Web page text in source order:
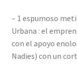
– 1 espumoso
Urbana : el
con el apoyo
Nadies) con un